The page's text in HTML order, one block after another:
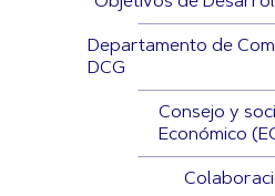
Departamento de
DCG
Consejo y
Económico